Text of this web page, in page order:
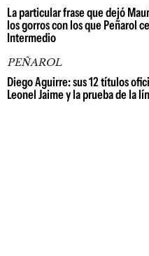
La particular frase que dejó
los gorros con los que Peñarol
Intermedio
PEÑAROL
Diego Aguirre: sus 12 títulos
Leonel Jaime y la prueba de la